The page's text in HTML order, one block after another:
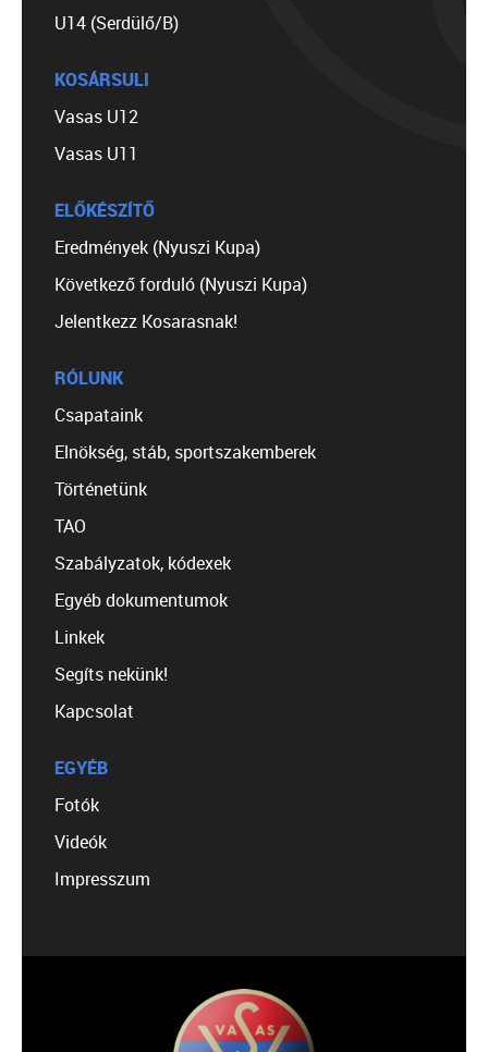
U14 (Serdülő/B)
KOSÁRSULI
Vasas U12
Vasas U11
ELŐKÉSZÍTŐ
Eredmények (Nyuszi Kupa)
Következő forduló (Nyuszi Kupa)
Jelentkezz Kosarasnak!
RÓLUNK
Csapataink
Elnökség, stáb, sportszakemberek
Történetünk
TAO
Szabályzatok, kódexek
Egyéb dokumentumok
Linkek
Segíts nekünk!
Kapcsolat
EGYÉB
Fotók
Videók
Impresszum